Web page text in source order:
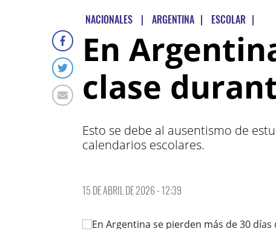
NACIONALES | ARGENTINA | ESCOLAR |
En
clase
Esto se debe al ausentismo de
calendarios escolares.
15 DE ABRIL DE 2026 - 12:39